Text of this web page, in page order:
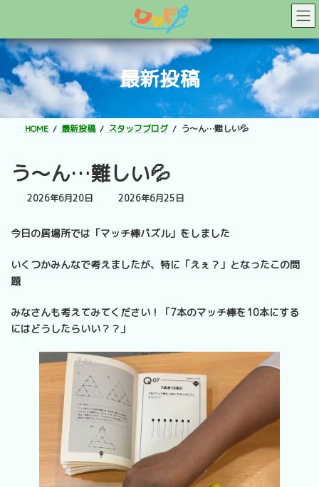
ン
へ
ス
キ
ッ
ー
ョ
ン
に
移
最新投稿
HOME 最新投稿 スタッフブログ う～ん…難しい💦
う～ん…難しい💦
2026年6月20日
最
新
時
2026年6月25日
今日の居場所では「マッチ棒パズル」をしました
いくつかみんなで考えましたが、特に「えぇ？」となったこの問
題
みなさんも考えてみてください！「7本のマッチ棒を10本にする
にはどうしたらいい？？」